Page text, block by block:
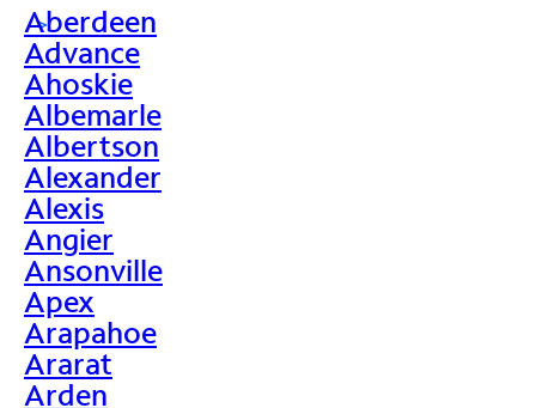
>
Aberdeen
Advance
Ahoskie
Albemarle
Albertson
Alexander
Alexis
Angier
Ansonville
Apex
Arapahoe
Ararat
Arden